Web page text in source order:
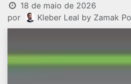
18 de maio de 2026
por
Kleber Leal by Zamak